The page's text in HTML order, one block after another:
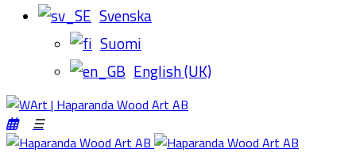
Svenska
Suomi
English (UK)